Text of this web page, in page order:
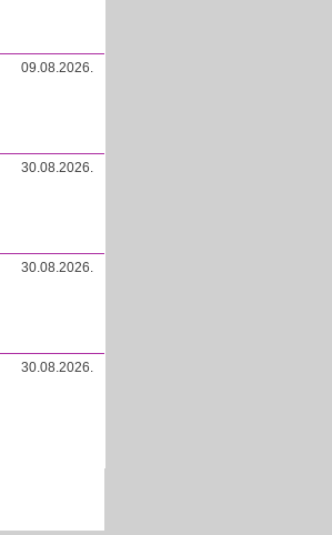
09.08.2026.
30.08.2026.
30.08.2026.
30.08.2026.